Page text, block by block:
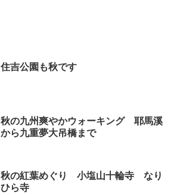
住吉公園も秋です
秋の九州爽やかウォーキング 耶馬溪
から九重夢大吊橋まで
秋の紅葉めぐり 小塩山十輪寺 なり
ひら寺